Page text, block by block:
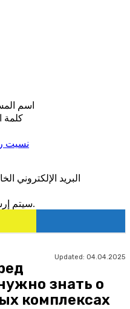
اسم
كلمة
نسيت
البريد الإلكتروني
سيتم إرساله بالبريد الالكتروني كلمة سر لك.
Updated: 04.04.2025
знать о
комплексах